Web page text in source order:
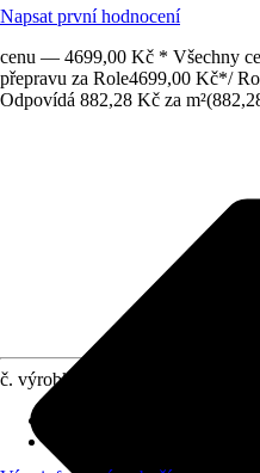
Napsat první hodnocení
cenu — 4699,00 Kč * Všechny
přepravu za Role4699,00 Kč*/
Odpovídá 882,28 Kč za m²(
č. výrobku